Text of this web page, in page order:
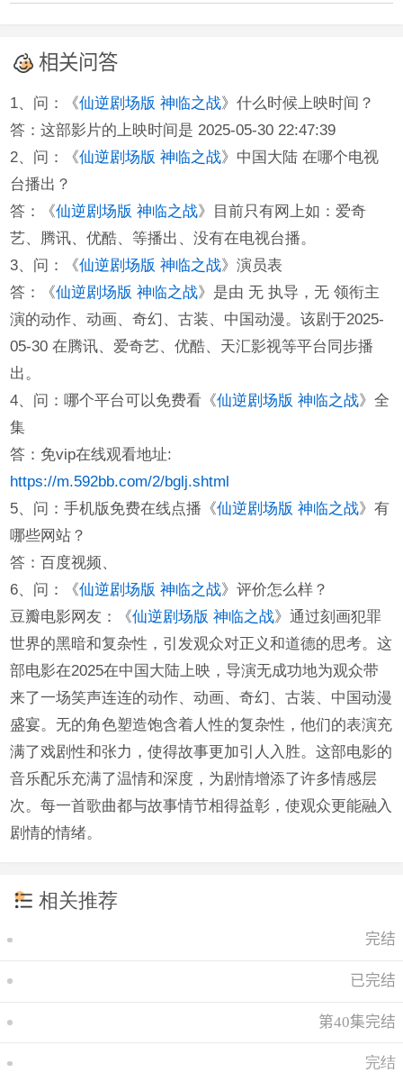
相关问答
1、问：《仙逆剧场版 神临之战》什么时候上映时间？
答：这部影片的上映时间是 2025-05-30 22:47:39
2、问：《仙逆剧场版 神临之战》中国大陆 在哪个电视
台播出？
答：《仙逆剧场版 神临之战》目前只有网上如：爱奇
艺、腾讯、优酷、等播出、没有在电视台播。
3、问：《仙逆剧场版 神临之战》演员表
答：《仙逆剧场版 神临之战》是由 无 执导，无 领衔主
演的动作、动画、奇幻、古装、中国动漫。该剧于2025-
05-30 在腾讯、爱奇艺、优酷、天汇影视等平台同步播
出。
4、问：哪个平台可以免费看《仙逆剧场版 神临之战》全
集
答：免vip在线观看地址:
https://m.592bb.com/2/bglj.shtml
5、问：手机版免费在线点播《仙逆剧场版 神临之战》有
哪些网站？
答：百度视频、
6、问：《仙逆剧场版 神临之战》评价怎么样？
豆瓣电影网友：《仙逆剧场版 神临之战》通过刻画犯罪
世界的黑暗和复杂性，引发观众对正义和道德的思考。这
部电影在2025在中国大陆上映，导演无成功地为观众带
来了一场笑声连连的动作、动画、奇幻、古装、中国动漫
盛宴。无的角色塑造饱含着人性的复杂性，他们的表演充
满了戏剧性和张力，使得故事更加引人入胜。这部电影的
音乐配乐充满了温情和深度，为剧情增添了许多情感层
次。每一首歌曲都与故事情节相得益彰，使观众更能融入
剧情的情绪。
相关推荐
完结
已完结
第40集完结
完结